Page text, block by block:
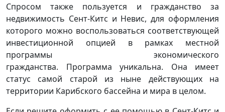
Спросом также пользуется и гражданство за
недвижимость Сент-Китс и Невис, для оформления
которого можно воспользоваться соответствующей
инвестиционной опцией в рамках местной
программы экономического
гражданства. Программа уникальна. Она имеет
статус самой старой из ныне действующих на
территории Карибского бассейна и мира в целом.